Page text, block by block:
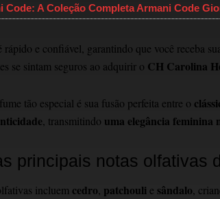
Code: A Coleção Completa Armani Code
rápido e confiável, garantindo que você receba
se sintam seguros ao adquirir o CH Carolina
tão especial é sua fusão perfeita entre o
, transmitindo uma elegância feminina
principais notas olfativas
incluem cedro, patchouli e sândalo,